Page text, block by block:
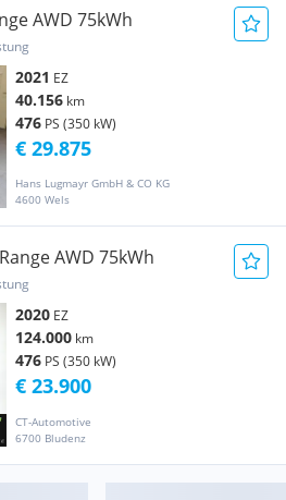
AWD 75kWh
2021 EZ
40.156 km
476 PS (350 kW)
Hans Lugmayr GmbH & CO KG
4600 Wels
€ 29.875
AWD 75kWh
2020 EZ
124.000 km
476 PS (350 kW)
CT-Automotive
6700 Bludenz
€ 23.900